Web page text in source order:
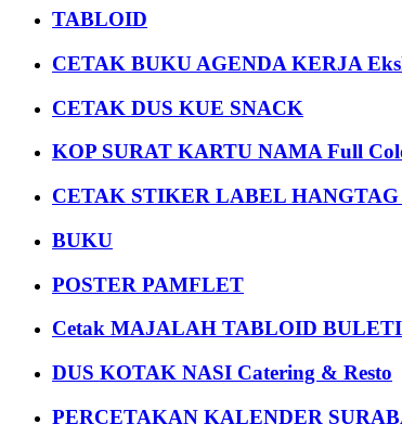
TABLOID
CETAK BUKU AGENDA KERJA
CETAK DUS KUE SNACK
KOP SURAT KARTU NAMA Full
CETAK STIKER LABEL
BUKU
POSTER PAMFLET
Cetak MAJALAH TABLOID
DUS KOTAK NASI Catering & Resto
PERCETAKAN KALENDER